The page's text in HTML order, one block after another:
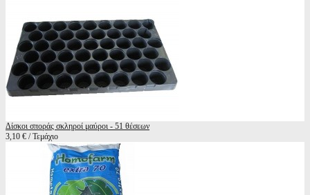
Δίσκοι σποράς σκληροί μαύροι - 51 θέσεων
3,10 € / Τεμάχιο